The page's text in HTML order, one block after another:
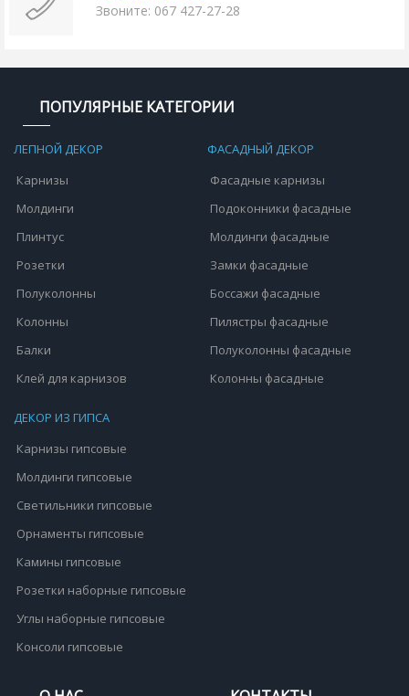
Звоните: 067 427-27-28
ПОПУЛЯРНЫЕ КАТЕГОРИИ
ЛЕПНОЙ ДЕКОР
Карнизы
Молдинги
Плинтус
Розетки
Полуколонны
Колонны
Балки
Клей для карнизов
ФАСАДНЫЙ ДЕКОР
Фасадные карнизы
Подоконники фасадные
Молдинги фасадные
Замки фасадные
Боссажи фасадные
Пилястры фасадные
Полуколонны фасадные
Колонны фасадные
ДЕКОР ИЗ ГИПСА
Карнизы гипсовые
Молдинги гипсовые
Светильники гипсовые
Орнаменты гипсовые
Камины гипсовые
Розетки наборные гипсовые
Углы наборные гипсовые
Консоли гипсовые